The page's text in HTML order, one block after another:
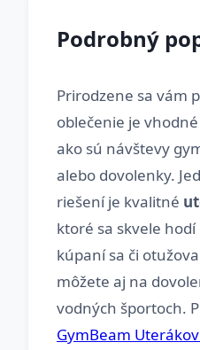
Podrobný
Prirodzene sa vám
oblečenie je
ako sú návštevy
alebo dovolenky.
riešení je kvalitné
ktoré sa skvele
kúpaní sa či
môžete aj na
vodných športoch.
GymBeam